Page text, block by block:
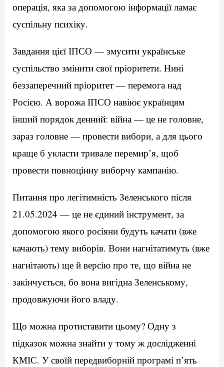
операція, яка за допомогою інформації ламає
суспільну психіку.
Завдання цієї ІПСО — змусити українське
суспільство змінити свої пріоритети. Нині
беззаперечний пріоритет — перемога над
Росією. А ворожа ІПСО навіює українцям
інший порядок денний: війна — це не головне,
зараз головне — провести вибори, а для цього
краще б укласти тривале перемир’я, щоб
провести повноцінну виборчу кампанію.
Питання про легітимність Зеленського після
21.05.2024 — це не єдиний інструмент, за
допомогою якого росіяни будуть качати (вже
качають) тему виборів. Вони нагнітатимуть (вже
нагнітають) ще й версію про те, що війна не
закінчується, бо вона вигідна Зеленському,
продовжуючи його владу.
Що можна протиставити цьому? Одну з
підказок можна знайти у тому ж дослідженні
КМІС. У своїй передвиборній програмі п’ять